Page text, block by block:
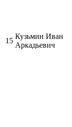
15
Кузьмин Иван
Аркадьевич